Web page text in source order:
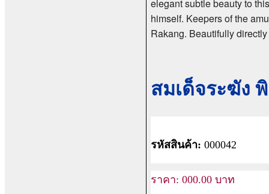
elegant subtle beauty to
himself. Keepers of the
Rakang. Beautifully
สมเด็จระฆัง
รหัสสินค้า: 000042
ราคา: 000.00 บาท